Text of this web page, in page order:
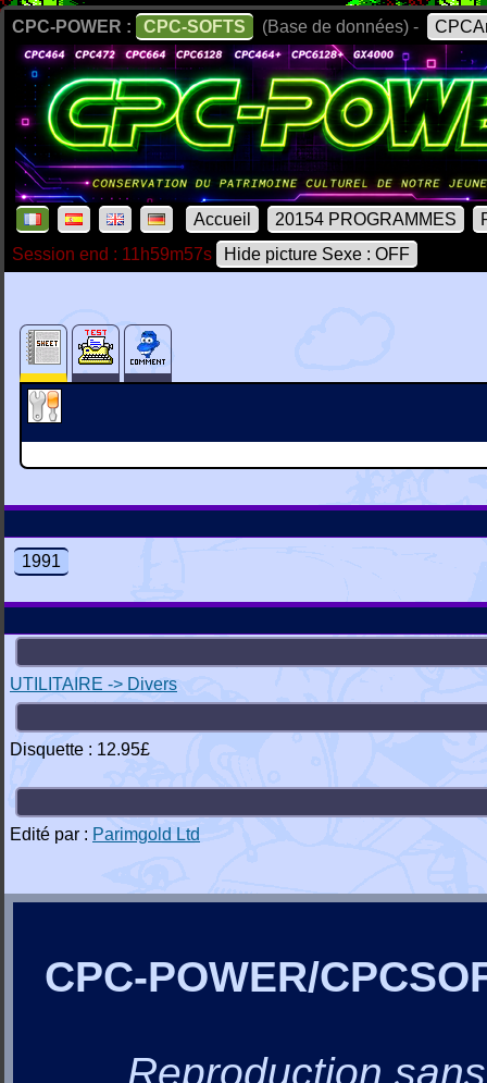
CPC-POWER : CPC-SOFTS (Base de données) -
Accueil 20154 PROGRAMMES
Session end : 11h59m57s
Hide picture Sexe : OFF
1991
UTILITAIRE -> Divers
Disquette : 12.95£
Edité par : Parimgold Ltd
CPC-POWER/
Reproduction